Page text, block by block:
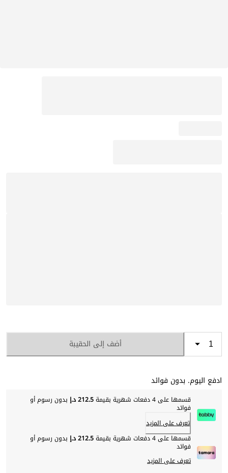
أضف إلى الحقيبة
ادفع اليوم. بدون فوائد
قسمها على 4 دفعات شهرية بقيمة 212.5 د.إ بدون رسوم أو
فوائد
تعرف على المزيد
قسمها على 4 دفعات شهرية بقيمة
212.5 د.إ بدون رسوم أو
فوائد
تعرف على المزيد